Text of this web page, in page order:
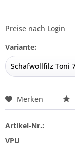
Preise nach Login
Variante:
Merken
Artikel-Nr.:
VPU